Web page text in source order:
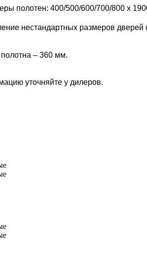
полотен: 400/500/600/700/800 x
нестандартных размеров
– 360 мм.
уточняйте у дилеров.